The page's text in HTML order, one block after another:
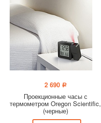
2 690 a
Проекционные часы с
термометром Oregon Scientific,
(черные)